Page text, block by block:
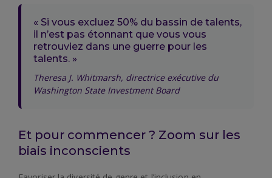
« Si vous excluez 50% du bassin de talents,
il n’est pas étonnant que vous vous
retrouviez dans une guerre pour les
talents. »
Theresa J. Whitmarsh, directrice exécutive du
Washington State Investment Board
Et pour commencer ? Zoom sur les
biais inconscients